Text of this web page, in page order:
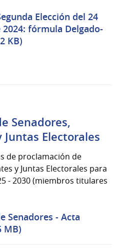
Elección del 24
fórmula Delgado-
KB)
Senadores,
Electorales
de proclamación de
y Juntas Electorales para
- 2030 (miembros titulares
Senadores - Acta
MB)